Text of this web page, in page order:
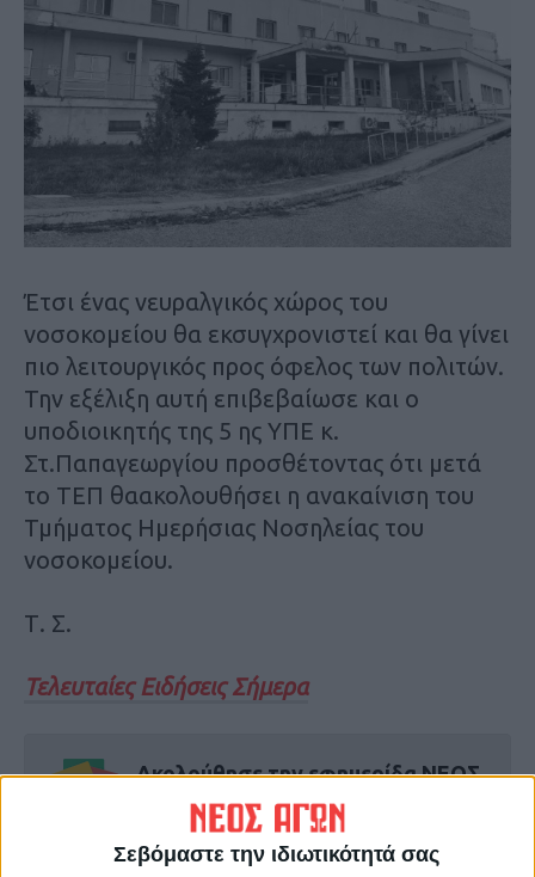
Σεβόμαστε την ιδιωτικότητά σας
Έτσι ένας νευραλγικός χώρος του
νοσοκομείου θα εκσυγχρονιστεί και θα γίνει
πιο λειτουργικός προς όφελος των πολιτών.
Την εξέλιξη αυτή επιβεβαίωσε και ο
υποδιοικητής της 5 ης ΥΠΕ κ.
Στ.Παπαγεωργίου προσθέτοντας ότι μετά
το ΤΕΠ θαακολουθήσει η ανακαίνιση του
Τμήματος Ημερήσιας Νοσηλείας του
νοσοκομείου.
Τ. Σ.
Τελευταίες Ειδήσεις Σήμερα
Ακολούθησε την εφημερίδα ΝΕΟΣ
ΑΓΩΝ στο Google News!
Όλες οι εξελίξεις στην περιοχή της
Καρδίτσας και ευρύτερα της Θεσσαλίας